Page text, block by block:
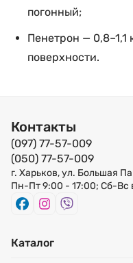
погонный;
Пенетрон — 0,8–1,1
поверхности.
Контакты
(097) 77-57-009
(050) 77-57-009
г. Харьков, ул. Большая
Пн-Пт 9:00 - 17:00; Сб-Вс
Каталог